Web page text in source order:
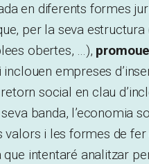
en diferents formes
per la seva
obertes, …),
inclouen empreses
social en clau
banda, l’economia
i les formes de fer
intentaré analitzar